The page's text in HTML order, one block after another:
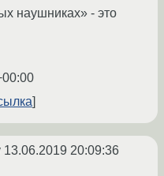
наушниках» - это
13.06.2019 20:09:36